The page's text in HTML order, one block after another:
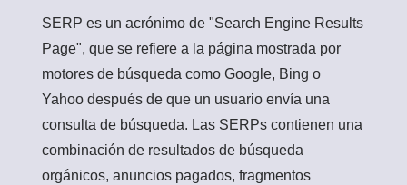
SERP es un acrónimo de "Search Engine Results
Page", que se refiere a la página mostrada por
motores de búsqueda como Google, Bing o
Yahoo después de que un usuario envía una
consulta de búsqueda. Las SERPs contienen una
combinación de resultados de búsqueda
orgánicos, anuncios pagados, fragmentos